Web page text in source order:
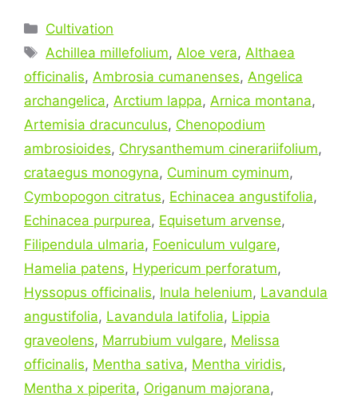
Categories
Cultivation
Tags
Achillea millefolium, Aloe vera, Althaea
officinalis, Ambrosia cumanenses, Angelica
archangelica, Arctium lappa, Arnica montana,
Artemisia dracunculus, Chenopodium
ambrosioides, Chrysanthemum cinerariifolium,
crataegus monogyna, Cuminum cyminum,
Cymbopogon citratus, Echinacea angustifolia,
Echinacea purpurea, Equisetum arvense,
Filipendula ulmaria, Foeniculum vulgare,
Hamelia patens, Hypericum perforatum,
Hyssopus officinalis, Inula helenium, Lavandula
angustifolia, Lavandula latifolia, Lippia
graveolens, Marrubium vulgare, Melissa
officinalis, Mentha sativa, Mentha viridis,
Mentha x piperita, Origanum majorana,